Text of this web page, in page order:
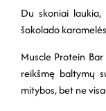
Du skoniai
šokolado
Muscle Protein
reikšmę baltymų
mitybos, bet ne